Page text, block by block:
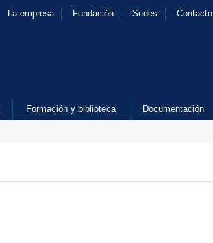
La empresa Fundación Sedes Contacto
Formación y biblioteca Documentación